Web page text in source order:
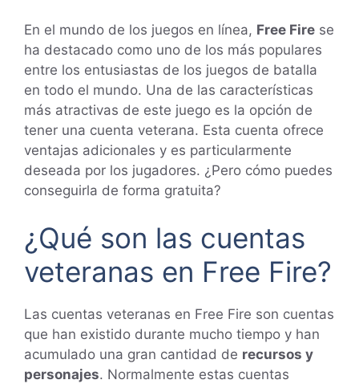
En el mundo de los juegos en línea, Free Fire se
ha destacado como uno de los más populares
entre los entusiastas de los juegos de batalla
en todo el mundo. Una de las características
más atractivas de este juego es la opción de
tener una cuenta veterana. Esta cuenta ofrece
ventajas adicionales y es particularmente
deseada por los jugadores. ¿Pero cómo puedes
conseguirla de forma gratuita?
¿Qué son las cuentas
veteranas en Free Fire?
Las cuentas veteranas en Free Fire son cuentas
que han existido durante mucho tiempo y han
acumulado una gran cantidad de recursos y
personajes. Normalmente estas cuentas